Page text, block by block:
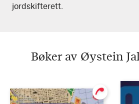
jordskifterett.
Bøker av Øystein